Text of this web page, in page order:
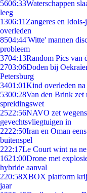
5606:33Waterschappen
leeg
1306:11 Zangeres en
overleden
8504:44'Witte' mannen
probleem
3704:13Random Pics van
2703:06Doden bij
Petersburg
3401:01Kind overleden
5300:28Van den Brink zet
spreidingswet
2522:56NAVO zet
gevechtsvliegtuigen in
2222:50Iran en Oman
buitenspel
222:17Le Court wint na
1621:00Drone met
hybride aanval
220:58XBOX platform
jaar